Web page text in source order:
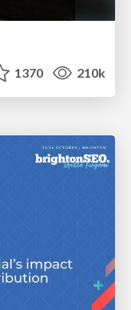
1370 210k